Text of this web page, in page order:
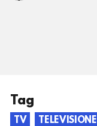
Tag
TV TELEVISIONE